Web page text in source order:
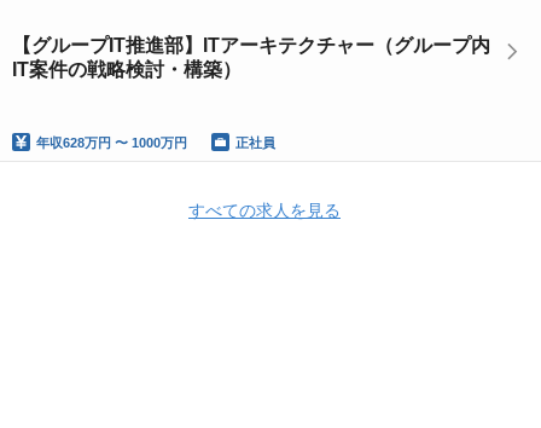
【グループIT推進部】ITアーキテクチャー（グループ内
IT案件の戦略検討・構築）
年収628万円 〜 1000万円 正社員
すべての求人を見る